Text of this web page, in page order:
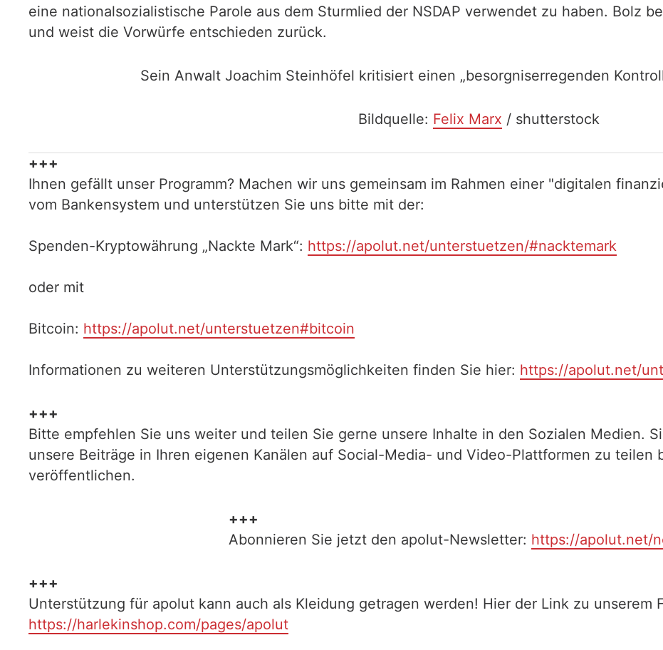
eine nationalsozialistische Parole aus dem Sturmlied der NSDAP verwendet zu haben. Bolz
und weist die Vorwürfe entschieden zurück.
Sein Anwalt Joachim Steinhöfel kritisiert einen „besorgniserregenden
Bildquelle: Felix Marx / shutterstock
+++
Ihnen gefällt unser Programm? Machen wir uns gemeinsam im Rahmen einer "digitalen
vom Bankensystem und unterstützen Sie uns bitte mit der:
Spenden-Kryptowährung „Nackte Mark“: https://apolut.net/unterstuetzen/#nacktemark
oder mit
Bitcoin: https://apolut.net/unterstuetzen#bitcoin
Informationen zu weiteren Unterstützungsmöglichkeiten finden Sie hier: https://apolut.net/
+++
Bitte empfehlen Sie uns weiter und teilen Sie gerne unsere Inhalte in den Sozialen Medien.
unsere Beiträge in Ihren eigenen Kanälen auf Social-Media- und Video-Plattformen zu teilen
veröffentlichen.
+++
Abonnieren Sie jetzt den apolut-Newsletter: https://apolut.net/
+++
Unterstützung für apolut kann auch als Kleidung getragen werden! Hier der Link zu unserem
https://harlekinshop.com/pages/apolut